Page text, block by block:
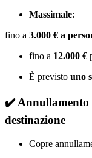
Massimale:
fino a 3.000 € a
fino a 12.000 €
È previsto uno
✔️Annullamento
destinazione
Copre